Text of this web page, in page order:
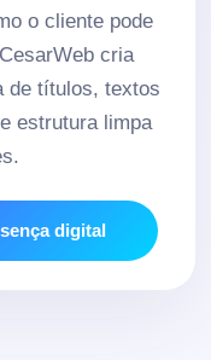
o cliente pode
cria
de títulos, textos
estrutura limpa
digital